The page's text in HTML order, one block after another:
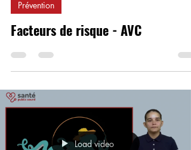
Prévention
Facteurs de risque - AVC
Load video